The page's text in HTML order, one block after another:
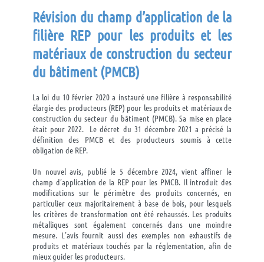
Révision du champ d’application de la
filière REP pour les produits et les
matériaux de construction du secteur
du bâtiment (PMCB)
La loi du 10 février 2020 a instauré une filière à responsabilité
élargie des producteurs (REP) pour les produits et matériaux de
construction du secteur du bâtiment (PMCB). Sa mise en place
était pour 2022. Le décret du 31 décembre 2021 a précisé la
définition des PMCB et des producteurs soumis à cette
obligation de REP.
Un nouvel avis, publié le 5 décembre 2024, vient affiner le
champ d’application de la REP pour les PMCB. Il introduit des
modifications sur le périmètre des produits concernés, en
particulier ceux majoritairement à base de bois, pour lesquels
les critères de transformation ont été rehaussés. Les produits
métalliques sont également concernés dans une moindre
mesure. L’avis fournit aussi des exemples non exhaustifs de
produits et matériaux touchés par la réglementation, afin de
mieux guider les producteurs.